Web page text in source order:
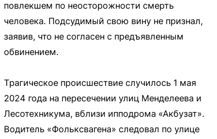
повлекшем по неосторожности смерть
человека. Подсудимый свою вину не признал,
заявив, что не согласен с предъявленным
обвинением.
Трагическое происшествие случилось 1 мая
2024 года на пересечении улиц Менделеева и
Лесотехникума, вблизи ипподрома «Акбузат».
Водитель «Фольксвагена» следовал по улице